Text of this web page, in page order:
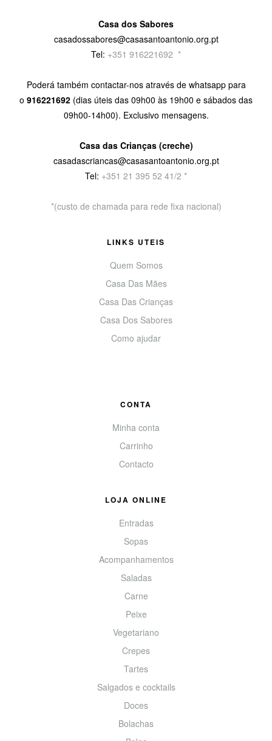
Casa dos Sabores
casadossabores@casasantoantonio.org.pt
Tel: +351 916221692 *
Poderá também contactar-nos através de whatsapp para
o 916221692 (dias úteis das 09h00 às 19h00 e sábados das
09h00-14h00). Exclusivo mensagens.
Casa das Crianças (creche)
casadascriancas@casasantoantonio.org.pt
Tel: +351 21 395 52 41/2 *
*(custo de chamada para rede fixa nacional)
LINKS UTEIS
Quem Somos
Casa Das Mães
Casa Das Crianças
Casa Dos Sabores
Como ajudar
CONTA
Minha conta
Carrinho
Contacto
LOJA ONLINE
Entradas
Sopas
Acompanhamentos
Saladas
Carne
Peixe
Vegetariano
Crepes
Tartes
Salgados e cocktails
Doces
Bolachas